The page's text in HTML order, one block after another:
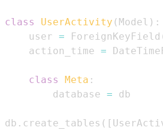
class UserActivity ( Model ) :
    user
= ForeignKeyField
    action_time
=
class Meta :
        database
=
db . create_tables ( [